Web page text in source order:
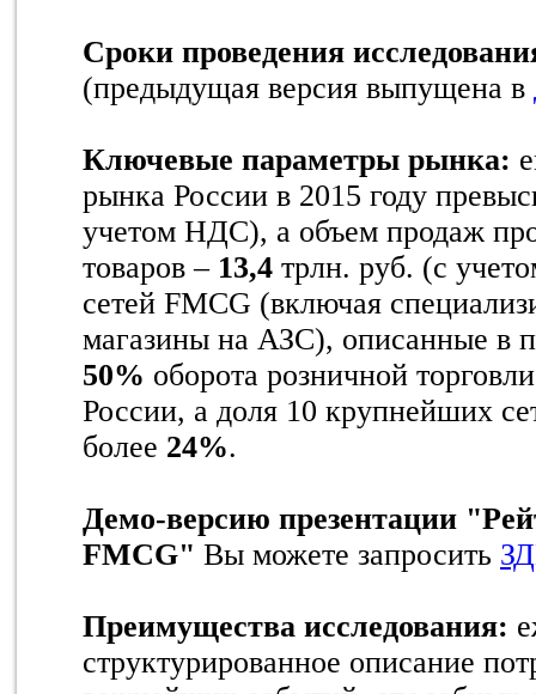
Сроки проведения
(предыдущая версия выпущена в
Ключевые параметры рынка:
рынка России в 2015 году
учетом НДС), а объем продаж
товаров – 13,4 трлн. руб. (с
сетей FMCG (включая
магазины на АЗС), описанные в
50% оборота розничной
России, а доля 10 крупнейших
более 24%.
Демо-версию презентации
FMCG" Вы можете запросить
Преимущества исследования:
структурированное описание